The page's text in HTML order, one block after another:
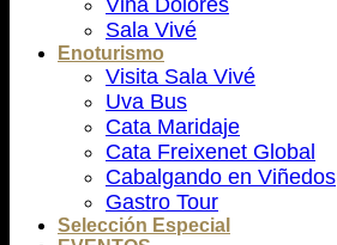
Viña Dolores
Sala Vivé
Enoturismo
Visita Sala Vivé
Uva Bus
Cata Maridaje
Cata Freixenet Global
Cabalgando en Viñedos
Gastro Tour
Selección Especial